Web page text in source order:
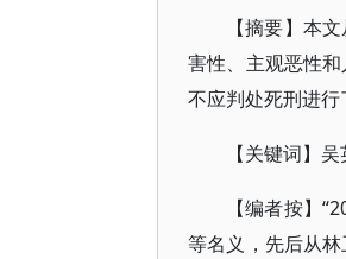
【摘要】本
害性、主观恶性
不应判处死刑进行
【关键词】
【编者按】
等名义，先后从